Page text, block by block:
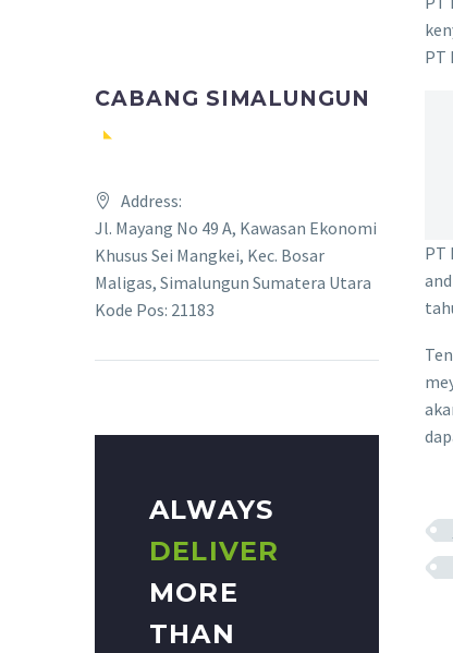
PT
PT
CABANG SIMALUNGUN
Address:
Jl. Mayang No 49 A, Kawasan Ekonomi
Khusus Sei Mangkei, Kec. Bosar
Maligas, Simalungun Sumatera Utara
Kode Pos: 21183
ALWAYS
DELIVER
MORE
THAN